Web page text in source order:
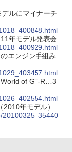
ルにマイナーチ
年モデル発表会
エンジン手組み
World of GT-R…3
年モデル）
20100325_35440